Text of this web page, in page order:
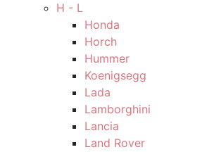
H - L
Honda
Horch
Hummer
Koenigsegg
Lada
Lamborghini
Lancia
Land Rover